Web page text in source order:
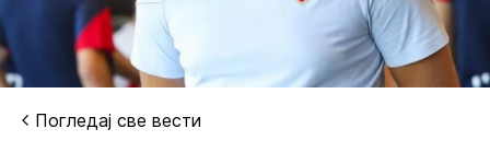
Погледај све вести